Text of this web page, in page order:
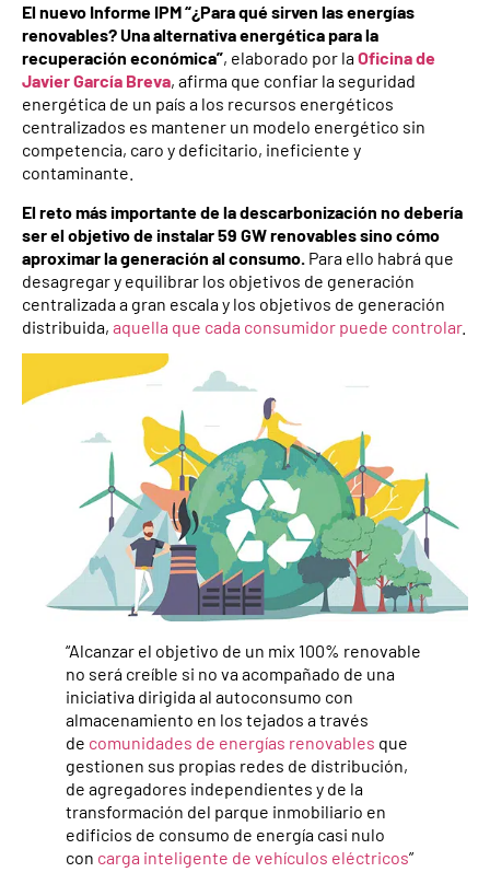
El nuevo Informe IPM “¿Para qué sirven las energías
renovables? Una alternativa energética para la
recuperación económica”, elaborado por laOficina de
Javier García Breva, afirma que confiar la seguridad
energética de un país a los recursos energéticos
centralizados es mantener un modelo energético sin
competencia, caro y deficitario, ineficiente y
contaminante.
El reto más importante de la descarbonización no debería
ser el objetivo de instalar 59 GW renovables sino cómo
aproximar la generación al consumo. Para ello habrá que
desagregar y equilibrar los objetivos de generación
centralizada a gran escala y los objetivos de generación
distribuida, aquella que cada consumidor puede controlar.
“Alcanzar el objetivo de un mix 100% renovable
no será creíble si no va acompañado de una
iniciativa dirigida al autoconsumo con
almacenamiento en los tejados a través
de comunidades de energías renovables que
gestionen sus propias redes de distribución,
de agregadores independientes y de la
transformación del parque inmobiliario en
edificios de consumo de energía casi nulo
con carga inteligente de vehículos eléctricos”